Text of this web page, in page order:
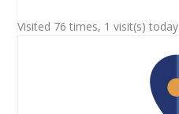
Visited 76 times, 1 visit(s) today